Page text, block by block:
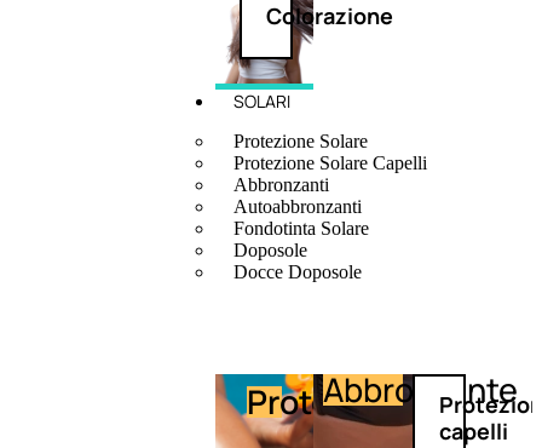
Colorazione
SOLARI
Protezione Solare
Protezione Solare Capelli
Abbronzanti
Autoabbronzanti
Fondotinta Solare
Doposole
Docce Doposole
Protezione
Abbronzante
capelli